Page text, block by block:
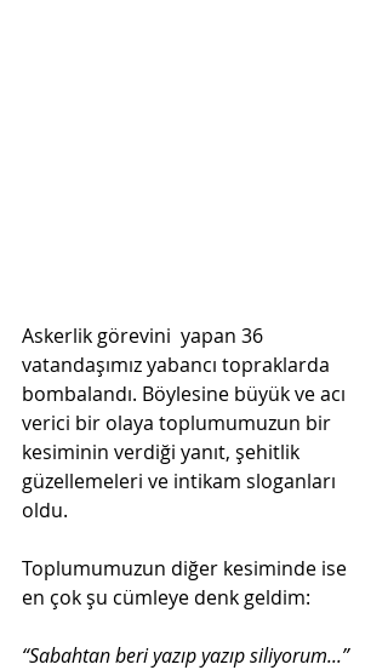
Askerlik görevini  yapan 36
vatandaşımız yabancı topraklarda
bombalandı. Böylesine büyük ve acı
verici bir olaya toplumumuzun bir
kesiminin verdiği yanıt, şehitlik
güzellemeleri ve intikam sloganları
oldu.
Toplumumuzun diğer kesiminde ise
en çok şu cümleye denk geldim:
“Sabahtan beri yazıp yazıp siliyorum...”